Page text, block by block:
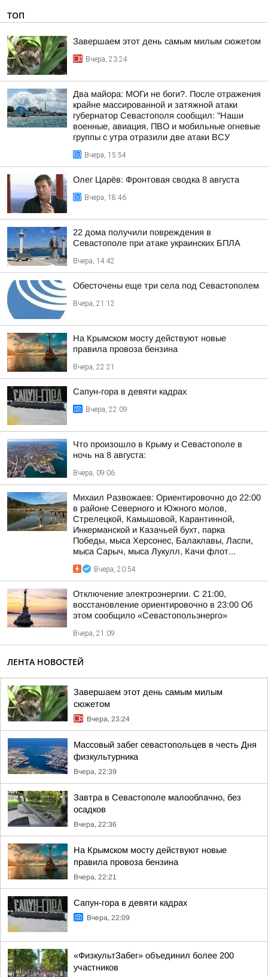
ТОП
Завершаем этот день самым милым сюжетом
Вчера, 23:24
Два майора: МОГи не боги?. После отражения
крайне массированной и затяжной атаки
губернатор Севастополя сообщил: "Наши
военные, авиация, ПВО и мобильные огневые
группы с утра отразили две атаки ВСУ
Вчера, 15:54
Олег Царёв: Фронтовая сводка 8 августа
Вчера, 18:46
22 дома получили повреждения в
Севастополе при атаке украинских БПЛА
Вчера, 14:42
Обесточены еще три села под Севастополем
Вчера, 21:12
На Крымском мосту действуют новые
правила провоза бензина
Вчера, 22:21
Сапун-гора в девяти кадрах
Вчера, 22:09
Что произошло в Крыму и Севастополе в
ночь на 8 августа:
Вчера, 09:06
Михаил Развожаев: Ориентировочно до 22:00
в районе Северного и Южного молов,
Стрелецкой, Камышовой, Карантинной,
Инкерманской и Казачьей бухт, парка
Победы, мыса Херсонес, Балаклавы, Ласпи,
мыса Сарыч, мыса Лукулл, Качи флот...
Вчера, 20:54
Отключение электроэнергии. С 21:00,
восстановление ориентировочно в 23:00 Об
этом сообщило «Севастопольэнерго»
Вчера, 21:09
ЛЕНТА НОВОСТЕЙ
Завершаем этот день самым милым
сюжетом
Вчера, 23:24
Массовый забег севастопольцев в честь Дня
физкультурника
Вчера, 22:39
Завтра в Севастополе малооблачно, без
осадков
Вчера, 22:36
На Крымском мосту действуют новые
правила провоза бензина
Вчера, 22:21
Сапун-гора в девяти кадрах
Вчера, 22:09
«ФизкультЗабег» объединил более 200
участников